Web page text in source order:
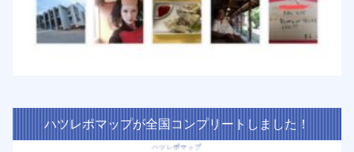
ハツレポマップが全国コンプリートしました！